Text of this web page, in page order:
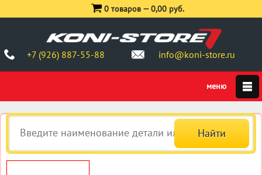
+7 (926) 887-55-88 info@koni-store.ru
0 товаров —0,00 руб.